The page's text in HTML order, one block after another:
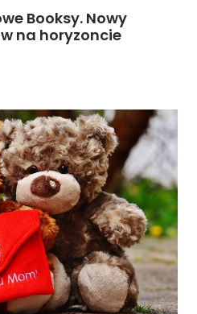
Booksy. Nowy
na horyzoncie